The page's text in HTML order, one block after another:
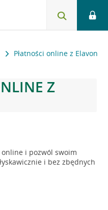
Płatności online z Elavon
Z
i pozwól swoim
i bez zbędnych